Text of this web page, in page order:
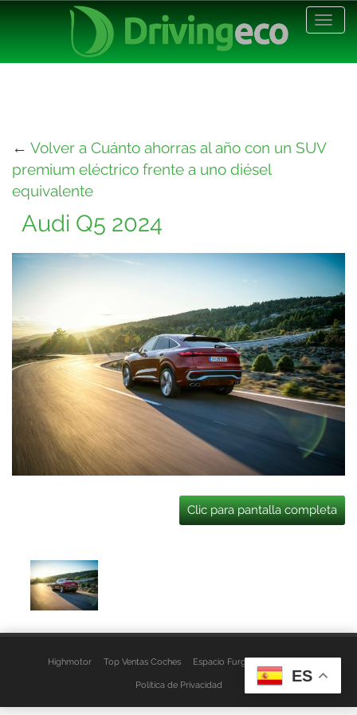
← Volver a Cuánto ahorras al año con un SUV
premium eléctrico frente a uno diésel
equivalente
Audi Q5 2024
Clic para pantalla completa
Highmotor Top Ventas Coches Espacio Furgo Aviso Legal
Política de Privacidad ES